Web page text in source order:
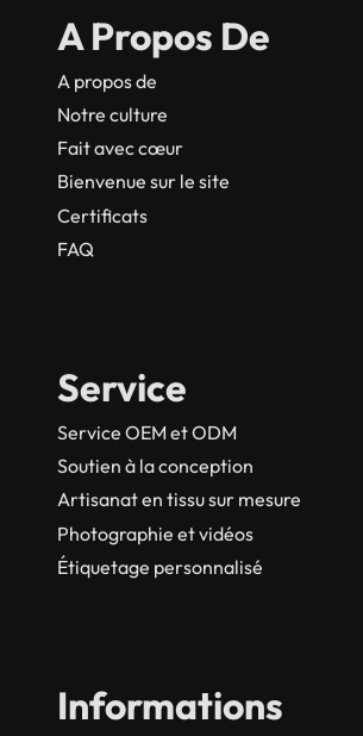
A Propos De
A propos de
Notre culture
Fait avec cœur
Bienvenue sur le site
Certificats
FAQ
Service
Service OEM et ODM
Soutien à la conception
Artisanat en tissu sur mesure
Photographie et vidéos
Étiquetage personnalisé
Informations